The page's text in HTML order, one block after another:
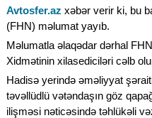
Avtosfer.az xəbər verir ki, bu
(FHN) məlumat yayıb.
Məlumatla əlaqədar dərhal
Xidmətinin xilasediciləri cəlb
Hadisə yerində əməliyyat
təvəllüdlü vətəndaşın göz
ilişməsi nəticəsində təhlükəli